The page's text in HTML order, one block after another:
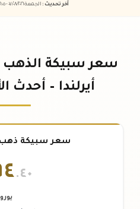
آخر تحديث : الجمعة ٠٧ /٠٨/٢٠٢٦ -
أيرلندا – أحدث
سعر سبيكة ذهب ٥ جرام
.٤٠
يورو